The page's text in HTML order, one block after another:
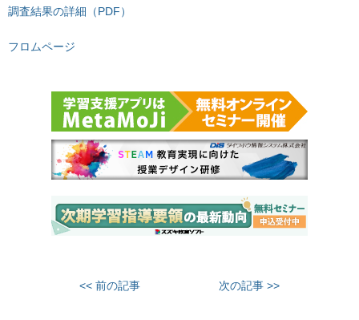
調査結果の詳細（PDF）
フロムページ
<< 前の記事 次の記事 >>